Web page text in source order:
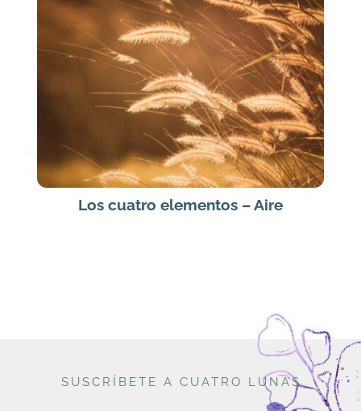
Los cuatro elementos – Aire
SUSCRÍBETE A CUATRO LUNAS